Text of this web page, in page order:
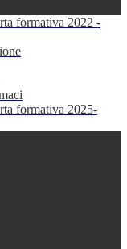
formativa 2022 -
formativa 2025-